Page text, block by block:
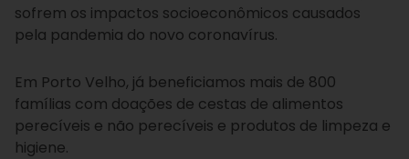
sofrem os impactos socioeconômicos causados
pela pandemia do novo coronavírus.
Em Porto Velho, já beneficiamos mais de 800
famílias com doações de cestas de alimentos
perecíveis e não perecíveis e produtos de limpeza e
higiene.